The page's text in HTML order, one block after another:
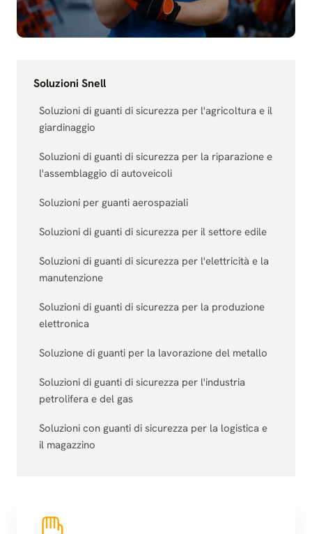
Soluzioni Snell
Soluzioni di guanti di sicurezza per l'agricoltura e il
giardinaggio
Soluzioni di guanti di sicurezza per la riparazione e
l'assemblaggio di autoveicoli
Soluzioni per guanti aerospaziali
Soluzioni di guanti di sicurezza per il settore edile
Soluzioni di guanti di sicurezza per l'elettricità e la
manutenzione
Soluzioni di guanti di sicurezza per la produzione
elettronica
Soluzione di guanti per la lavorazione del metallo
Soluzioni di guanti di sicurezza per l'industria
petrolifera e del gas
Soluzioni con guanti di sicurezza per la logistica e
il magazzino